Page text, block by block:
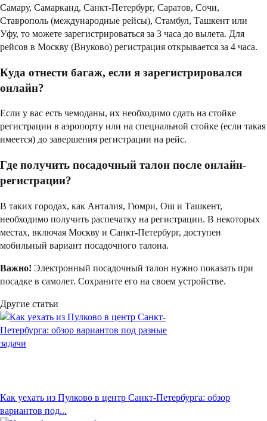
Самару, Самарканд, Санкт-Петербург, Саратов, Сочи,
Ставрополь (международные рейсы), Стамбул, Ташкент или
Уфу, то можете зарегистрироваться за 3 часа до вылета. Для
рейсов в Москву (Внуково) регистрация открывается за 4 часа.
Куда отнести багаж, если я зарегистрировался
онлайн?
Если у вас есть чемоданы, их необходимо сдать на стойке
регистрации в аэропорту или на специальной стойке (если такая
имеется) до завершения регистрации на рейс.
Где получить посадочный талон после онлайн-
регистрации?
В таких городах, как Анталия, Гюмри, Ош и Ташкент,
необходимо получить распечатку на регистрации. В некоторых
местах, включая Москву и Санкт-Петербург, доступен
мобильный вариант посадочного талона.
Важно! Электронный посадочный талон нужно показать при
посадке в самолет. Сохраните его на своем устройстве.
Другие статьи
Как уехать из Пулково в центр Санкт-Петербурга: обзор
вариантов под...